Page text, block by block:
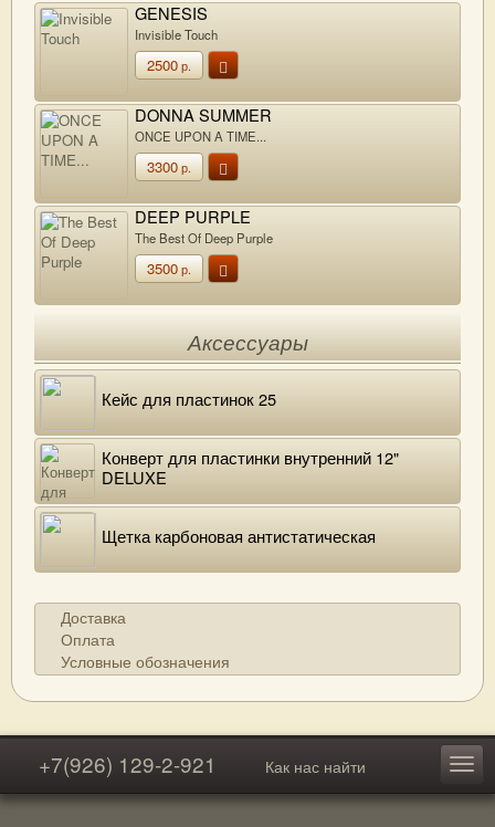
GENESIS
Invisible Touch
2500р.
DONNA SUMMER
ONCE UPON A TIME...
3300р.
DEEP PURPLE
The Best Of Deep Purple
3500р.
Аксессуары
Кейс для пластинок 25
Конверт для пластинки внутренний 12"
DELUXE
Щетка карбоновая антистатическая
Доставка
Оплата
Условные обозначения
+7(926) 129-2-921 Как нас найти